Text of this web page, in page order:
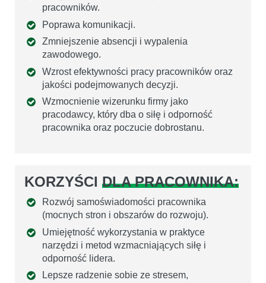
pracowników.
Poprawa komunikacji.
Zmniejszenie absencji i wypalenia
zawodowego.
Wzrost efektywności pracy pracowników oraz
jakości podejmowanych decyzji.
Wzmocnienie wizerunku firmy jako
pracodawcy, który dba o siłę i odporność
pracownika oraz poczucie dobrostanu.
KORZYŚCI DLA PRACOWNIKA:
Rozwój samoświadomości pracownika
(mocnych stron i obszarów do rozwoju).
Umiejętność wykorzystania w praktyce
narzędzi i metod wzmacniających siłę i
odporność lidera.
Lepsze radzenie sobie ze stresem,